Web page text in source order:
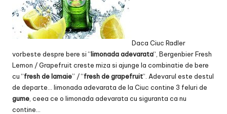
Daca Ciuc Radler
vorbeste despre bere si “limonada adevarata“, Bergenbier Fresh
Lemon / Grapefruit creste miza si ajunge la combinatie de bere
cu “fresh de lamaie” / “fresh de grapefruit“. Adevarul este destul
de departe… limonada adevarata de la Ciuc contine 3 feluri de
gume , ceea ce o limonada adevarata cu siguranta ca nu
contine…